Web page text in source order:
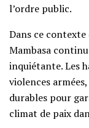
l’ordre public.
Dans ce
Mambasa
inquiétante. Les
violences
durables pour
climat de paix